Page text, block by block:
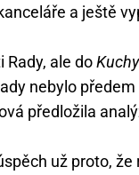
a ještě
ale do
nebylo
předložila
už proto,